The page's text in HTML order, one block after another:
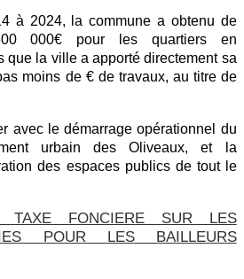
à 2024, la commune a obtenu de
000€ pour les quartiers en
que la ville a apporté directement sa
moins de € de travaux, au titre de
avec le démarrage opérationnel du
urbain des Oliveaux, et la
des espaces publics de tout le
TAXE FONCIERE SUR LES
POUR LES BAILLEURS